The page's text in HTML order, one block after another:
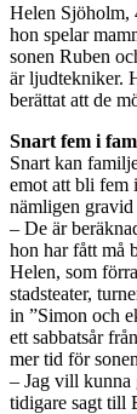
Helen Sjöholm,
hon spelar
sonen Ruben
är ljudtekniker.
berättat att de
Snart fem i
Snart kan
emot att bli fem
nämligen
– De är
hon har fått må
Helen, som
stadsteater,
in ”Simon och
ett sabbatsår
mer tid för
– Jag vill kunna
tidigare sagt till